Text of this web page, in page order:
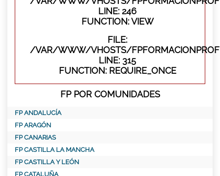
LINE: 246
FUNCTION: VIEW
FILE:
/VAR/WWW/VHOSTS/
LINE: 315
FUNCTION: REQUIRE_ONCE
FP POR COMUNIDADES
FP ANDALUCÍA
FP ARAGÓN
FP CANARIAS
FP CASTILLA LA MANCHA
FP CASTILLA Y LEÓN
FP CATALUÑA